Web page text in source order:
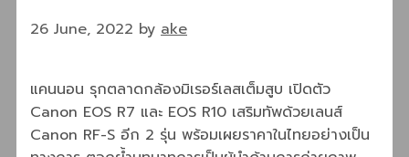
26 June, 2022 by ake
แคนนอน รุกตลาดกล้องมิเรอร์เลสเต็มสูบ เปิดตัว
Canon EOS R7 และ EOS R10 เสริมทัพด้วยเลนส์
Canon RF-S อีก 2 รุ่น พร้อมเผยราคาในไทยอย่างเป็น